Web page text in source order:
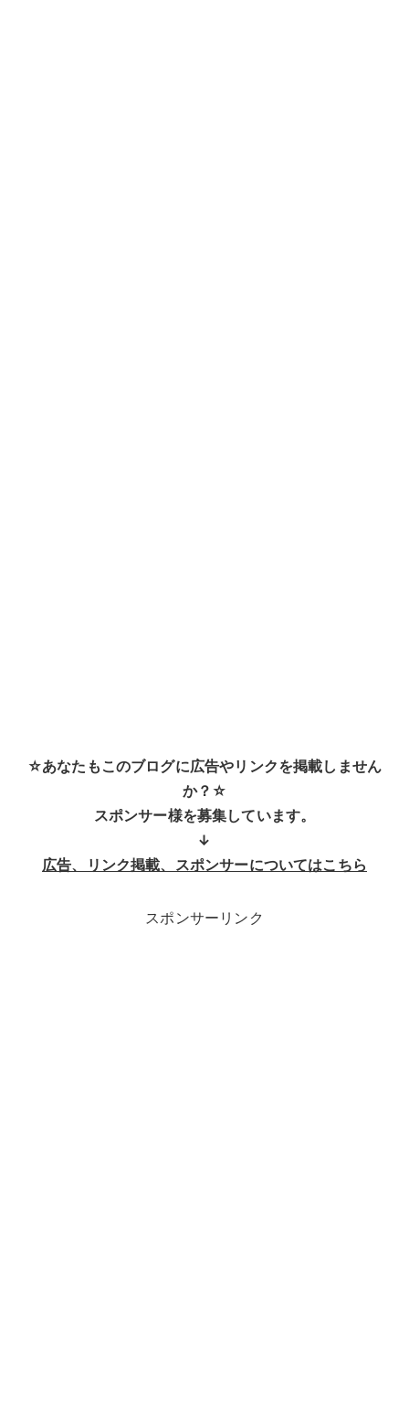
☆あなたもこのブログに広告やリンクを掲載しません
か？☆
スポンサー様を募集しています。
↓
広告、リンク掲載、スポンサーについてはこちら
スポンサーリンク